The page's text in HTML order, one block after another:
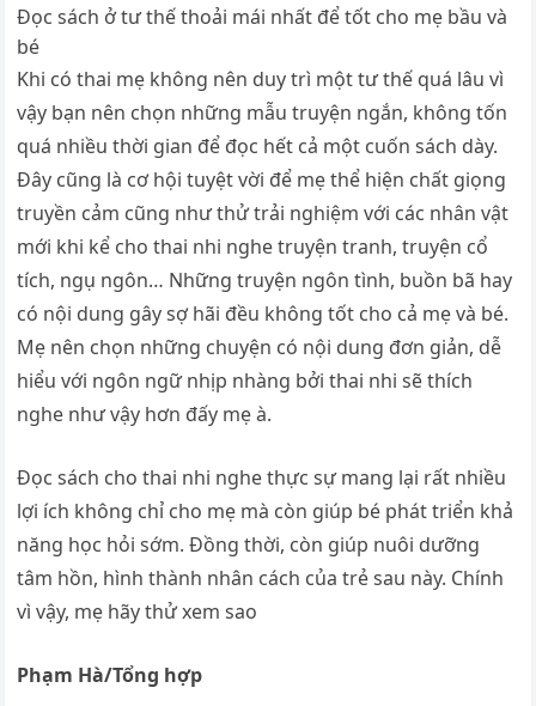
Đọc sách ở tư thế thoải mái nhất để tốt cho mẹ bầu và
bé
Khi có thai mẹ không nên duy trì một tư thế quá lâu vì
vậy bạn nên chọn những mẫu truyện ngắn, không tốn
quá nhiều thời gian để đọc hết cả một cuốn sách dày.
Đây cũng là cơ hội tuyệt vời để mẹ thể hiện chất giọng
truyền cảm cũng như thử trải nghiệm với các nhân vật
mới khi kể cho thai nhi nghe truyện tranh, truyện cổ
tích, ngụ ngôn… Những truyện ngôn tình, buồn bã hay
có nội dung gây sợ hãi đều không tốt cho cả mẹ và bé.
Mẹ nên chọn những chuyện có nội dung đơn giản, dễ
hiểu với ngôn ngữ nhịp nhàng bởi thai nhi sẽ thích
nghe như vậy hơn đấy mẹ à.
Đọc sách cho thai nhi nghe thực sự mang lại rất nhiều
lợi ích không chỉ cho mẹ mà còn giúp bé phát triển khả
năng học hỏi sớm. Đồng thời, còn giúp nuôi dưỡng
tâm hồn, hình thành nhân cách của trẻ sau này. Chính
vì vậy, mẹ hãy thử xem sao
Phạm Hà/Tổng hợp